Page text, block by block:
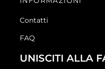
Contatti
FAQ
UNISCITI ALLA